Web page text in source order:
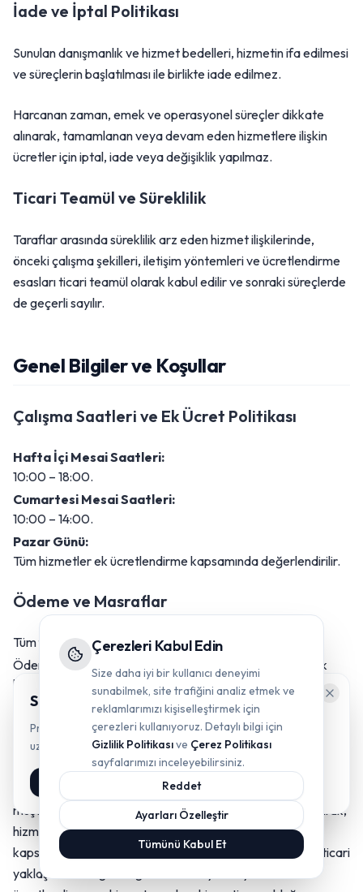
İade ve İptal Politikası
Sunulan danışmanlık ve hizmet bedelleri, hizmetin ifa edilmesi
ve süreçlerin başlatılması ile birlikte iade edilmez.
Harcanan zaman, emek ve operasyonel süreçler dikkate
alınarak, tamamlanan veya devam eden hizmetlere ilişkin
ücretler için iptal, iade veya değişiklik yapılmaz.
Ticari Teamül ve Süreklilik
Taraflar arasında süreklilik arz eden hizmet ilişkilerinde,
önceki çalışma şekilleri, iletişim yöntemleri ve ücretlendirme
esasları ticari teamül olarak kabul edilir ve sonraki süreçlerde
de geçerli sayılır.
Genel Bilgiler ve Koşullar
Çalışma Saatleri ve Ek Ücret Politikası
Hafta İçi Mesai Saatleri:
10:00 – 18:00.
Cumartesi Mesai Saatleri:
10:00 – 14:00.
Pazar Günü:
Tüm hizmetler ek ücretlendirme kapsamında değerlendirilir.
Ödeme ve Masraflar
Tüm fiyatlara %20 KDV hariçtir.
Ödemeler hizmet başlangıcında peşin veya taksitli olarak
kabul edilir.
Seyahat masrafları (uçak, otel, yemek) müşteri tarafından
ödenir.
Sürekli müşterilerimize ek indirim uygulanabilir.
Şirketimiz, ekonomik koşullardaki artışlara rağmen mevcut
müşterilerine uyguladığı ücretlendirme politikasını koruyarak,
hizmet sürekliliğini müşteri lehine sürdürmektedir. Bu
kapsamda fiyat artışı yapılmaması, şirketimizin iyi niyetli ticari
yaklaşımının bir göstergesidir. Bu sayfada yer alan
Size yardımcı olabilir miyiz?
Projeleriniz için en doğru stratejiyi belirlemek üzere
uzmanlarımızla ücretsiz bir ön görüşme yapın.
Ön Görüşme Başlat
Çerezleri Kabul Edin
Size daha iyi bir kullanıcı deneyimi
sunabilmek, site trafiğini analiz etmek ve
reklamlarımızı kişiselleştirmek için
çerezleri kullanıyoruz. Detaylı bilgi için
Gizlilik Politikasıve Çerez Politikası
sayfalarımızı inceleyebilirsiniz.
Reddet
Ayarları Özelleştir
Tümünü Kabul Et